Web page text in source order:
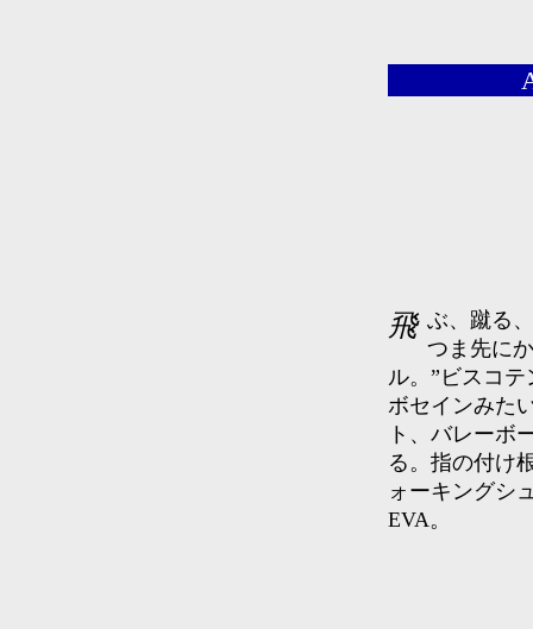
飛ぶ、蹴る、走る、止まる等のフィールドスポーツ専用として、
つま先に
ル。”ビスコ
ボセインみた
ト、バレーボ
る。指の付け
ォーキングシ
EVA。